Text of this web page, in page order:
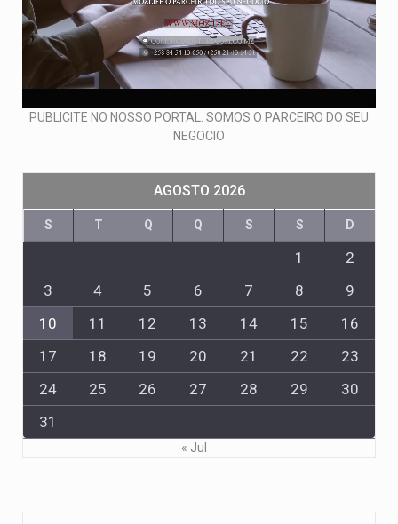
PUBLICITE NO NOSSO PORTAL: SOMOS O PARCEIRO DO SEU
NEGOCIO
AGOSTO 2026
S T Q Q S S D
1
2
3
4 5 6 7 8
9
10
11 12 13 14 15
16
17
18 19 20 21 22
23
24
25 26 27 28 29
30
31
« Jul